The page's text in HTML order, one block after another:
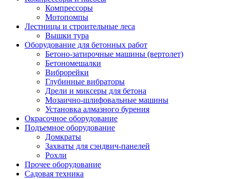
Компрессоры
Мотопомпы
Лестницы и строительные леса
Вышки тура
Оборудование для бетонных работ
Бетоно-затирочные машины (вертолет)
Бетономешалки
Виброрейки
Глубинные вибраторы
Дрели и миксеры для бетона
Мозаично-шлифовальные машины
Установка алмазного бурения
Окрасочное оборудование
Подъемное оборудование
Домкраты
Захваты для сэндвич-панелей
Рохли
Прочее оборудование
Садовая техника